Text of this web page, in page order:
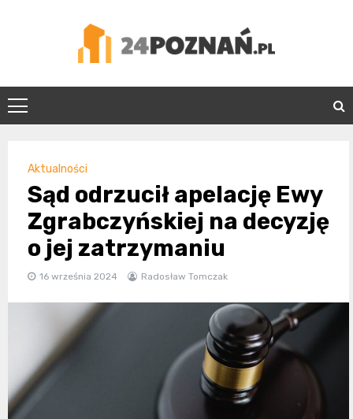
24Poznań.pl
Aktualności
Sąd odrzucił apelację Ewy
Zgrabczyńskiej na decyzję
o jej zatrzymaniu
16 września 2024 Radosław Tomczak